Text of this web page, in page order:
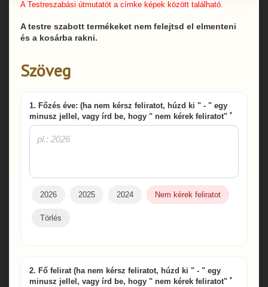
A Testreszabási útmutatót a címke képek között található.
A testre szabott termékeket nem felejtsd el elmenteni
és a kosárba rakni.
Szöveg
1. Főzés éve: (ha nem kérsz feliratot, húzd ki " - " egy
minusz jellel, vagy írd be, hogy " nem kérek feliratot" *
2026 2025 2024 Nem kérek feliratot
Törlés
2. Fő felirat (ha nem kérsz feliratot, húzd ki " - " egy
minusz jellel, vagy írd be, hogy " nem kérek feliratot" *